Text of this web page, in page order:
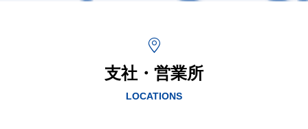
支社・営業所
LOCATIONS